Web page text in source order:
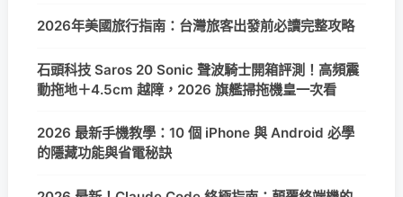
2026年美國旅行指南：台灣旅客出發前必讀完整攻略
石頭科技 Saros 20 Sonic 聲波騎士開箱評測！高頻震
動拖地＋4.5cm 越障，2026 旗艦掃拖機皇一次看
2026 最新手機教學：10 個 iPhone 與 Android 必學
的隱藏功能與省電秘訣